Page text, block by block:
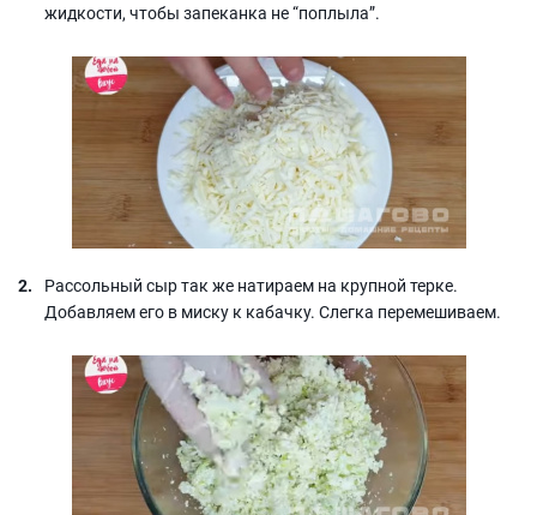
жидкости, чтобы запеканка не “поплыла”.
Рассольный сыр так же натираем на крупной терке.
Добавляем его в миску к кабачку. Слегка перемешиваем.